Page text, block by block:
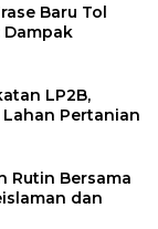
Baru Tol
Dampak
LP2B,
Pertanian
Rutin Bersama
dan